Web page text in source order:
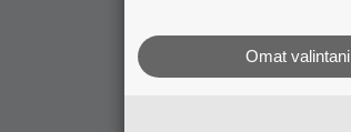
Omat valintani